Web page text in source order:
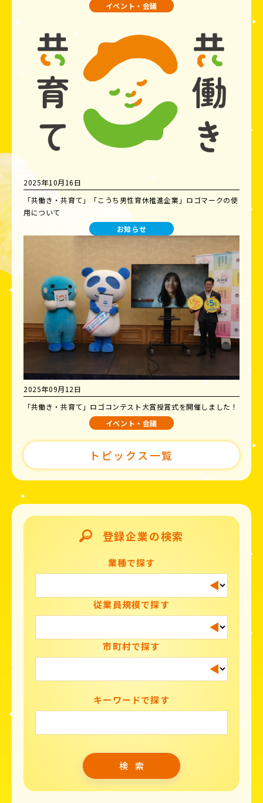
イベント・会議
2025年10月16日
「共働き・共育て」「こうち男性育休推進企業」ロゴマークの使
用について
お知らせ
2025年09月12日
「共働き・共育て」ロゴコンテスト大賞授賞式を開催しました！
イベント・会議
トピックス一覧
登録企業の検索
業種で探す
従業員規模で探す
市町村で探す
キーワードで探す